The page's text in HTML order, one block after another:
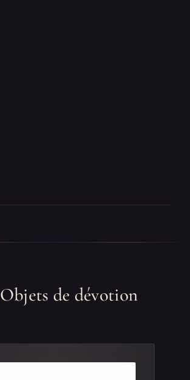
Objets de dévotion